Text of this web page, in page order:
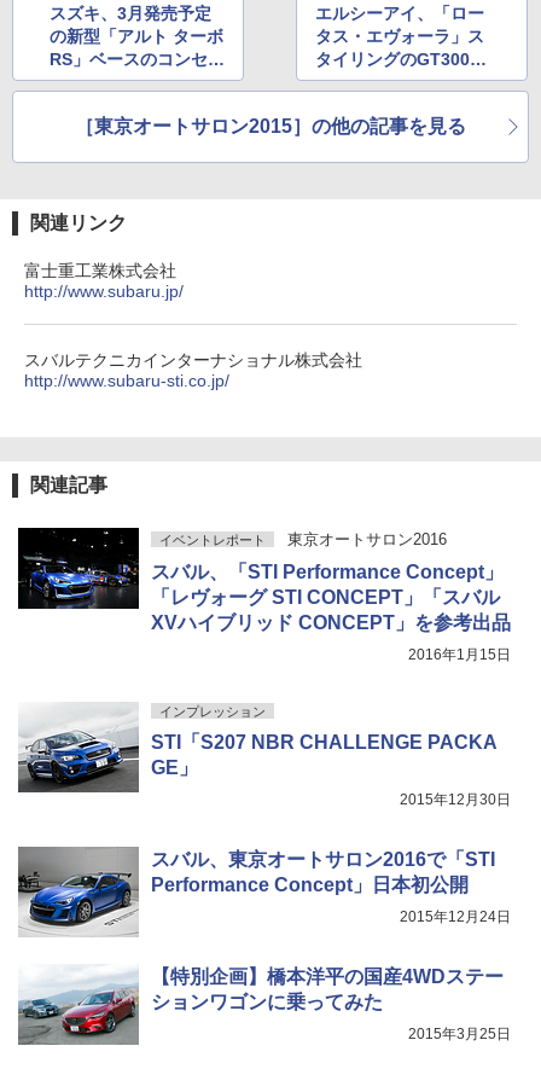
スズキ、3月発売予定
の新型「アルト ターボ
RS」ベースのコンセプ
トモデルを東京オート
エルシーアイ、「ロー
タス・エヴォーラ」ス
タイリングのGT300マ
シンを公開
［東京オートサロン2015］の他の記事を見る
関連リンク
富士重工業株式会社
http://www.subaru.jp/
スバルテクニカインターナショナル株式会社
http://www.subaru-sti.co.jp/
関連記事
イベントレポート 東京オートサロン2016
スバル、「STI Performance Concept」
「レヴォーグ STI CONCEPT」「スバル
XVハイブリッド CONCEPT」を参考出品
2016年1月15日
インプレッション
STI「S207 NBR CHALLENGE PACKA
GE」
2015年12月30日
スバル、東京オートサロン2016で「STI
Performance Concept」日本初公開
2015年12月24日
【特別企画】橋本洋平の国産4WDステー
ションワゴンに乗ってみた
2015年3月25日